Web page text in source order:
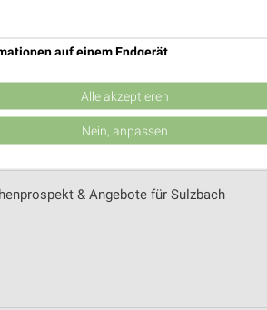
& Angebote für Bad Soden am Taunus
und Angebote
& Angebote für Sulzbach
auf einem Endgerät
von Werbeanzeigen
Werbung
von Inhalten
Alle akzeptieren
Nein, anpassen